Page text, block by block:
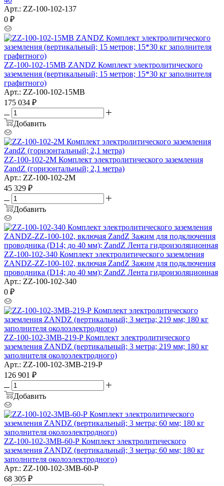
Арт.: ZZ-100-102-137
0 ₽
ZZ-100-102-15МВ ZANDZ Комплект электролитического
заземления (вертикальный; 15 метров; 15*30 кг заполнителя
графитного)
Арт.: ZZ-100-102-15МВ
175 034 ₽
Добавить
ZZ-100-102-2М Комплект электролитического заземления
ZandZ (горизонтальный; 2,1 метра)
Арт.: ZZ-100-102-2М
45 329 ₽
Добавить
ZZ-100-102-340 Комплект электролитического заземления
ZANDZ-ZZ-100-102, включая ZandZ Зажим для подключения
проводника (D14; до 40 мм); ZandZ Лента гидроизоляционная
Арт.: ZZ-100-102-340
0 ₽
ZZ-100-102-3МВ-219-Р Комплект электролитического
заземления ZANDZ (вертикальный; 3 метра; 219 мм; 180 кг
заполнителя околоэлектродного)
Арт.: ZZ-100-102-3МВ-219-Р
126 901 ₽
Добавить
ZZ-100-102-3МВ-60-Р Комплект электролитического
заземления ZANDZ (вертикальный; 3 метра; 60 мм; 180 кг
заполнителя околоэлектродного)
Арт.: ZZ-100-102-3МВ-60-Р
68 305 ₽